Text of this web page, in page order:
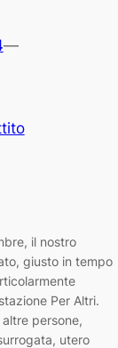
—
il nostro
giusto in tempo
Per Altri.
persone,
utero